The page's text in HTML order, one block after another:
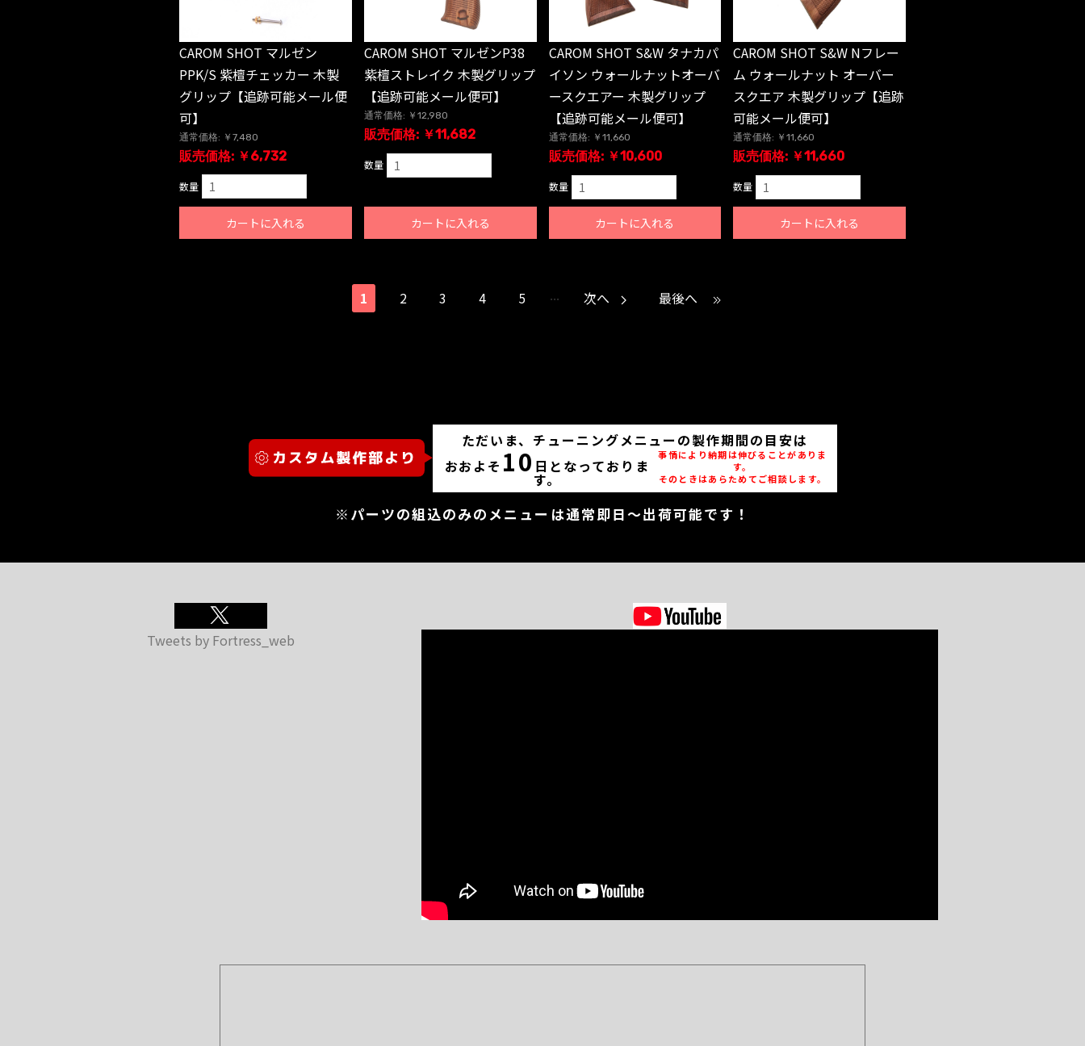
CAROM SHOT マルゼン
PPK/S 紫檀チェッカー 木製
グリップ【追跡可能メール便
可】
通常価格: ￥7,480
販売価格: ￥6,732
数量
カートに入れる
CAROM SHOT マルゼンP38
紫檀ストレイク 木製グリップ
【追跡可能メール便可】
通常価格: ￥12,980
販売価格: ￥11,682
数量
カートに入れる
CAROM SHOT S&W タナカパ
イソン ウォールナットオーバ
ースクエアー 木製グリップ
【追跡可能メール便可】
通常価格: ￥11,660
販売価格: ￥10,600
数量
カートに入れる
CAROM SHOT S&W Nフレー
ム ウォールナット オーバー
スクエア 木製グリップ【追跡
可能メール便可】
通常価格: ￥11,660
販売価格: ￥11,660
数量
カートに入れる
1 2 3 4 5 ... 次へ 最後へ
ただいま、チューニングメニューの製作期間の目安は
おおよそ 10 日となっておりま
す。
事情により納期は伸びることがありま
す。
そのときはあらためてご相談します。
※パーツの組込のみのメニューは通常即日～出荷可能です！
Tweets by Fortress_web